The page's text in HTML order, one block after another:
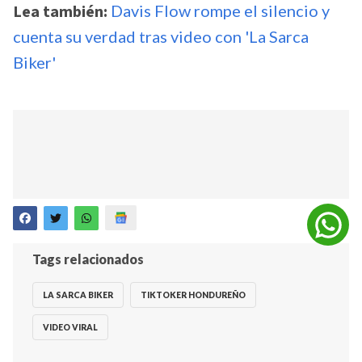
Lea también: Davis Flow rompe el silencio y
cuenta su verdad tras video con 'La Sarca
Biker'
Tags relacionados
LA SARCA BIKER TIKTOKER HONDUREÑO
VIDEO VIRAL